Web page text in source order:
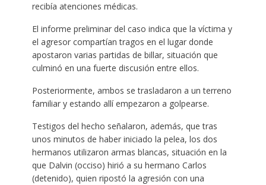
recibía atenciones médicas.
El informe preliminar del caso indica que la víctima y
el agresor compartían tragos en el lugar donde
apostaron varias partidas de billar, situación que
culminó en una fuerte discusión entre ellos.
Posteriormente, ambos se trasladaron a un terreno
familiar y estando allí empezaron a golpearse.
Testigos del hecho señalaron, además, que tras
unos minutos de haber iniciado la pelea, los dos
hermanos utilizaron armas blancas, situación en la
que Dalvin (occiso) hirió a su hermano Carlos
(detenido), quien ripostó la agresión con una